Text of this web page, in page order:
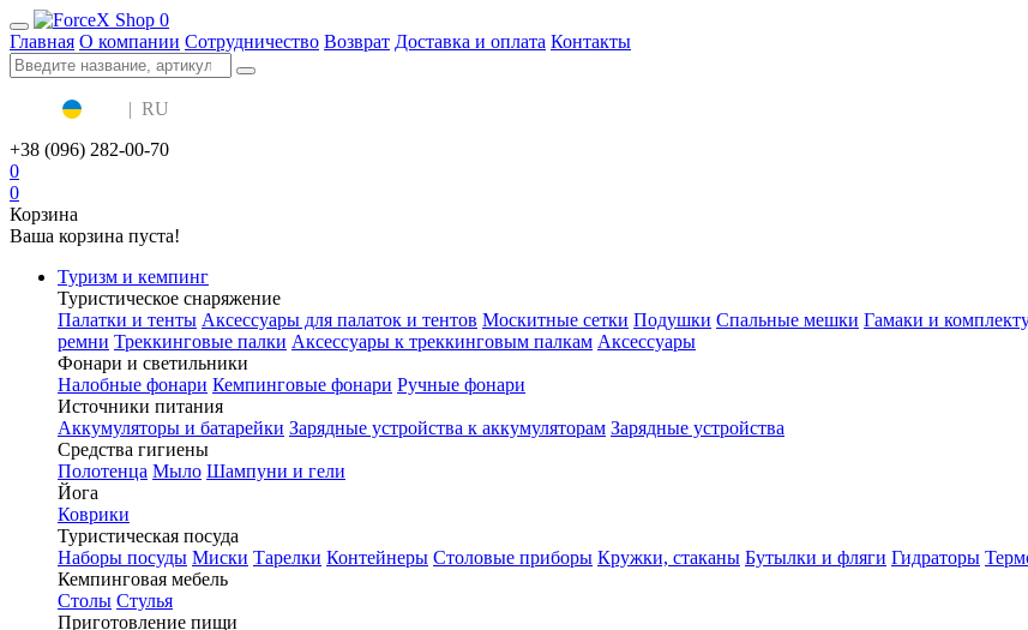
0
Главная О компании Сотрудничество Возврат Доставка и оплата Контакты
| RU
+38 (096) 282-00-70
0
0
Корзина
Ваша корзина пуста!
Туризм и кемпинг
Туристическое снаряжение
Палатки и тенты Аксессуары для палаток и тентов Москитные сетки Подушки Спальные мешки Гамаки и
ремни Треккинговые палки Аксессуары к треккинговым палкам Аксессуары
Фонари и светильники
Налобные фонари Кемпинговые фонари Ручные фонари
Источники питания
Аккумуляторы и батарейки Зарядные устройства к аккумуляторам Зарядные устройства
Средства гигиены
Полотенца Мыло Шампуни и гели
Йога
Коврики
Туристическая посуда
Наборы посуды Миски Тарелки Контейнеры Столовые приборы Кружки, стаканы Бутылки и фляги Гидраторы
Кемпинговая мебель
Столы Стулья
Приготовление пищи